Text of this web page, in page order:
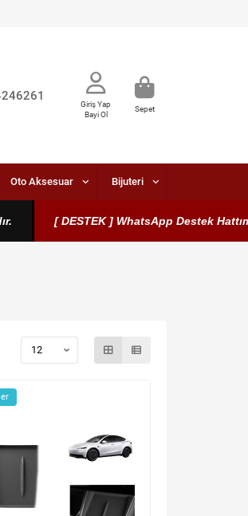
Giriş Yap
Bayi Ol
Sepet
Oto Aksesuar Bijuteri
[ DESTEK ] WhatsApp Destek Hattımız